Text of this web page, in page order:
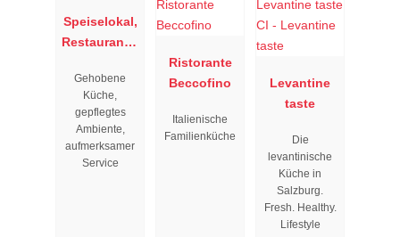
Speiselokal,
Restaurant "
"
Gehobene
Küche,
gepflegtes
Ambiente,
aufmerksamer
Service
Ristorante
Beccofino
Italienische
Familienküche
Levantine
taste
Die
levantinische
Küche in
Salzburg.
Fresh. Healthy.
Lifestyle